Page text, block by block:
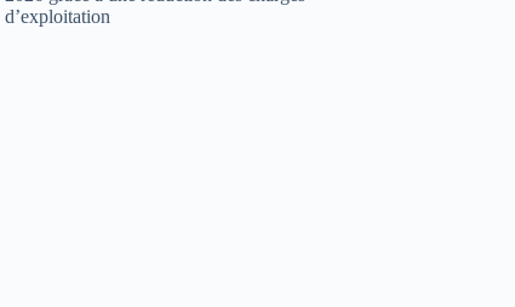
d’exploitation